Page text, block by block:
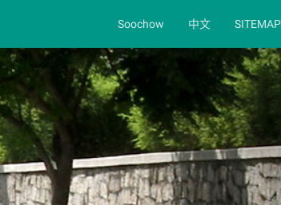
Soochow 中文 SITEMAP